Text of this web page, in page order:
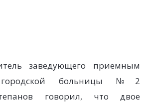
заведующего приемным
городской больницы №2
говорил, что двое